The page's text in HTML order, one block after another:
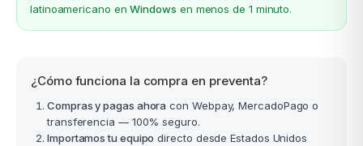
latinoamericano enWindows en menos de 1 minuto.
¿Cómo funciona la compra en preventa?
Compras y pagas ahora con Webpay, MercadoPago o
transferencia — 100% seguro.
Importamos tu equipo directo desde Estados Unidos